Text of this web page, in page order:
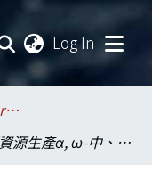
Log In
.National Taiwan University / 國立臺灣大學
從永續資源生產α, ω-中、長碳鏈二元醇之生物製程之開發研究